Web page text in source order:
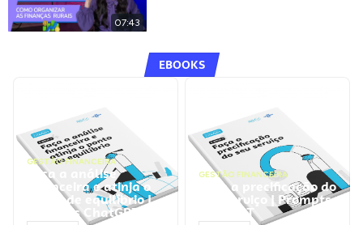
07:43
EBOOKS
GESTÃO FINANCEIRA
Faça a análise
financeira e atinja o
ponto de equilíbrio |
Prompts ChatGPT
GESTÃO FINANCEIRA
Faça a precificação do
seu serviço | Prompts
ChatGPT